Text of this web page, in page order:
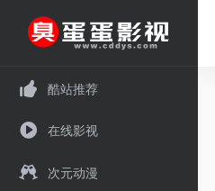
酷站推荐
在线影视
次元动漫